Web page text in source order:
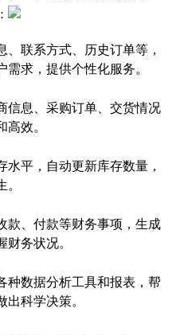
、联系方式、历史订单等，
求，提供个性化服务。
信息、采购订单、交货情况
效。
水平，自动更新库存数量，
款、付款等财务事项，生成
务状况。
种数据分析工具和报表，帮
科学决策。